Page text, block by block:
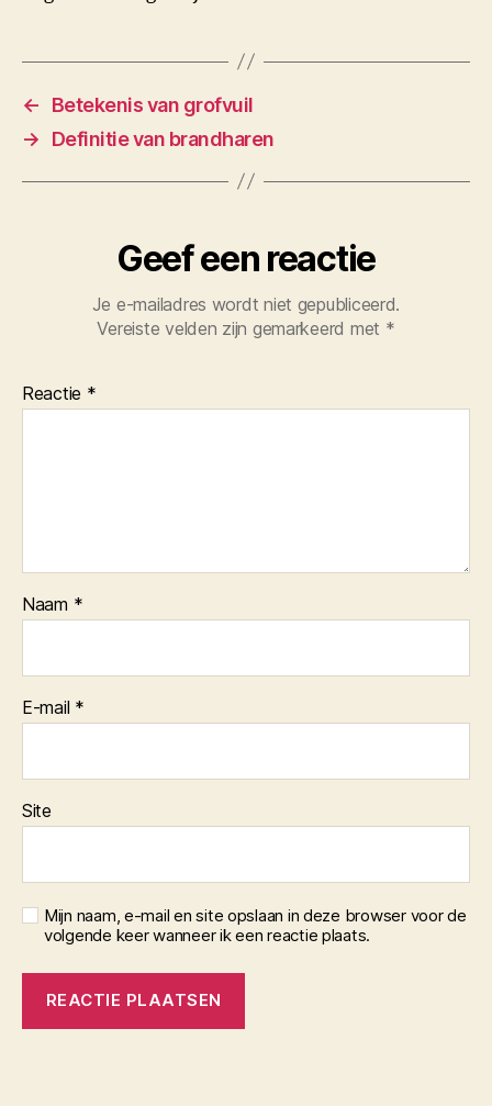
←
Betekenis van grofvuil
→
Definitie van brandharen
Geef een reactie
Je e-mailadres wordt niet gepubliceerd.
Vereiste velden zijn gemarkeerd met *
Reactie *
Naam *
E-mail *
Site
Mijn naam, e-mail en site opslaan in deze browser voor de
volgende keer wanneer ik een reactie plaats.